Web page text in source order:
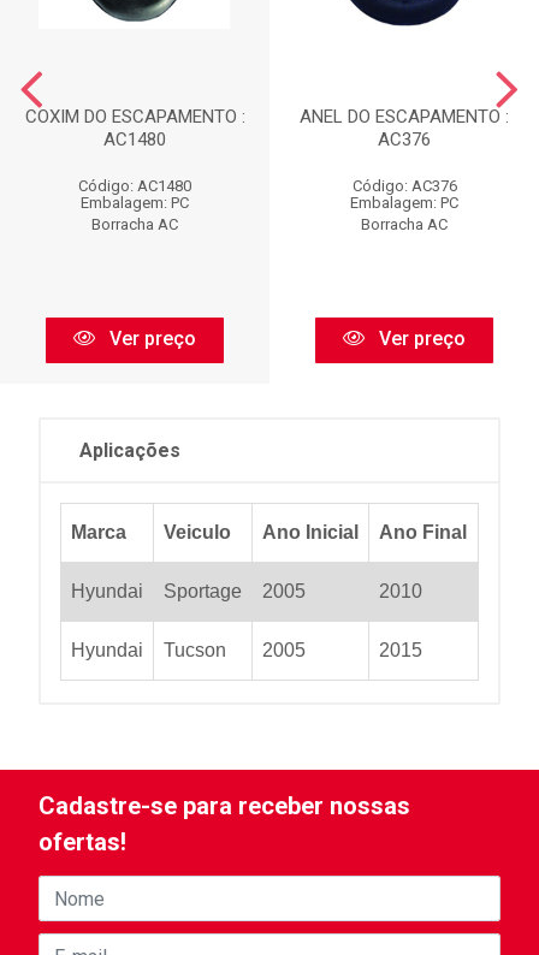
COXIM DO ESCAPAMENTO :
AC1480
Código: AC1480
Embalagem: PC
Borracha AC
Ver preço
ANEL DO ESCAPAMENTO :
AC376
Código: AC376
Embalagem: PC
Borracha AC
Ver preço
Aplicações
Marca Veiculo Ano Inicial Ano Final
Hyundai Sportage 2005 2010
Hyundai Tucson 2005 2015
Cadastre-se para receber nossas
ofertas!